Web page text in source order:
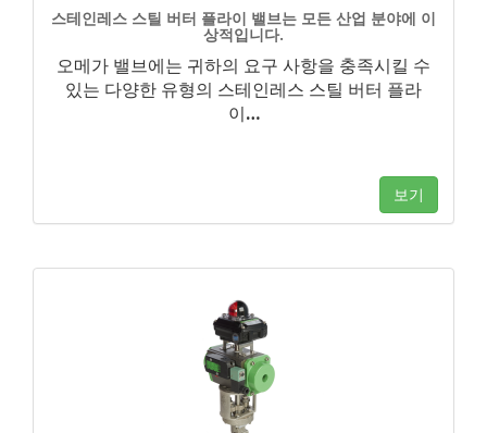
스테인레스 스틸 버터 플라이 밸브는 모든 산업 분야에 이
상적입니다.
오메가 밸브에는 귀하의 요구 사항을 충족시킬 수
있는 다양한 유형의 스테인레스 스틸 버터 플라
이…
보기